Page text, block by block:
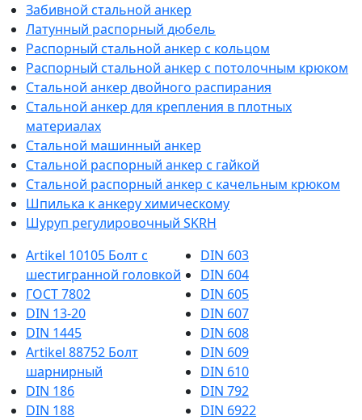
Забивной стальной анкер
Латунный распорный дюбель
Распорный стальной анкер с кольцом
Распорный стальной анкер с потолочным крюком
Стальной анкер двойного распирания
Стальной анкер для крепления в плотных
материалах
Стальной машинный анкер
Стальной распорный анкер с гайкой
Стальной распорный анкер с качельным крюком
Шпилька к анкеру химическому
Шуруп регулировочный SKRH
Artikel 10105 Болт с
шестигранной головкой
ГОСТ 7802
DIN 13-20
DIN 1445
Artikel 88752 Болт
шарнирный
DIN 186
DIN 188
DIN 603
DIN 604
DIN 605
DIN 607
DIN 608
DIN 609
DIN 610
DIN 792
DIN 6922